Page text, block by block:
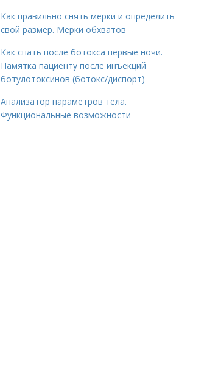
Как правильно снять мерки и определить
свой размер. Мерки обхватов
Как спать после ботокса первые ночи.
Памятка пациенту после инъекций
ботулотоксинов (ботокс/диспорт)
Анализатор параметров тела.
Функциональные возможности